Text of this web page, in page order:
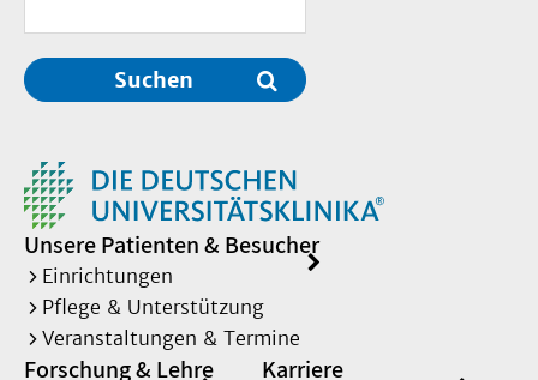
Suchen
Unsere Patienten & Besucher
Einrichtungen
Pflege & Unterstützung
Veranstaltungen & Termine
Forschung & Lehre Karriere